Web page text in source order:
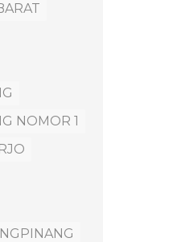
NOMOR 1